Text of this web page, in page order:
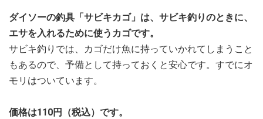
ダイソーの釣具「サビキカゴ」は、サビキ釣りのときに、
エサを入れるために使うカゴです。
サビキ釣りでは、カゴだけ魚に持っていかれてしまうこと
もあるので、予備として持っておくと安心です。すでにオ
モリはついています。
価格は110円（税込）です。